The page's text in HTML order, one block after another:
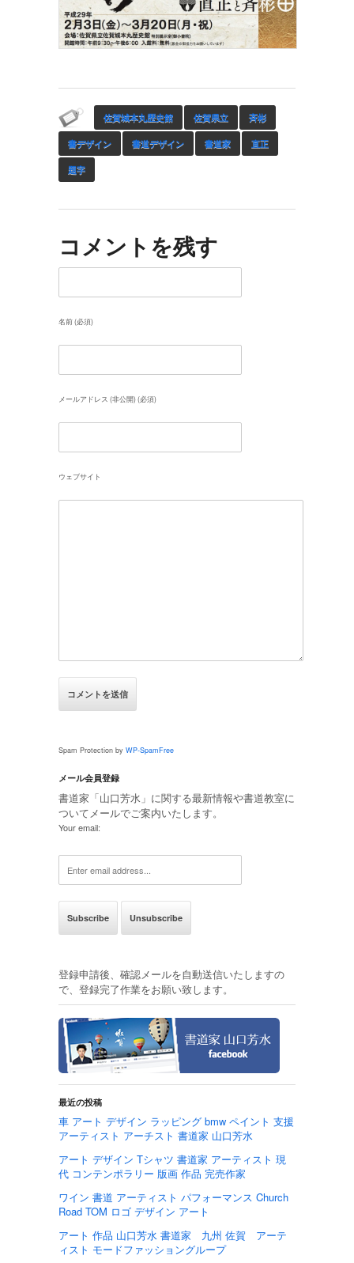
佐賀城本丸歴史館 佐賀県立 斉彬
書デザイン 書道デザイン 書道家 直正
題字
コメントを残す
名前 (必須)
メールアドレス (非公開) (必須)
ウェブサイト
Spam Protection by WP-SpamFree
メール会員登録
書道家「山口芳水」に関する最新情報や書道教室に
ついてメールでご案内いたします。
Your email:
登録申請後、確認メールを自動送信いたしますの
で、登録完了作業をお願い致します。
最近の投稿
車 アート デザイン ラッピング bmw ペイント 支援
アーティスト アーチスト 書道家 山口芳水
アート デザイン Tシャツ 書道家 アーティスト 現
代 コンテンポラリー 版画 作品 完売作家
ワイン 書道 アーティスト パフォーマンス Church
Road TOM ロゴ デザイン アート
アート 作品 山口芳水 書道家 九州 佐賀 アーテ
ィスト モードファッショングループ